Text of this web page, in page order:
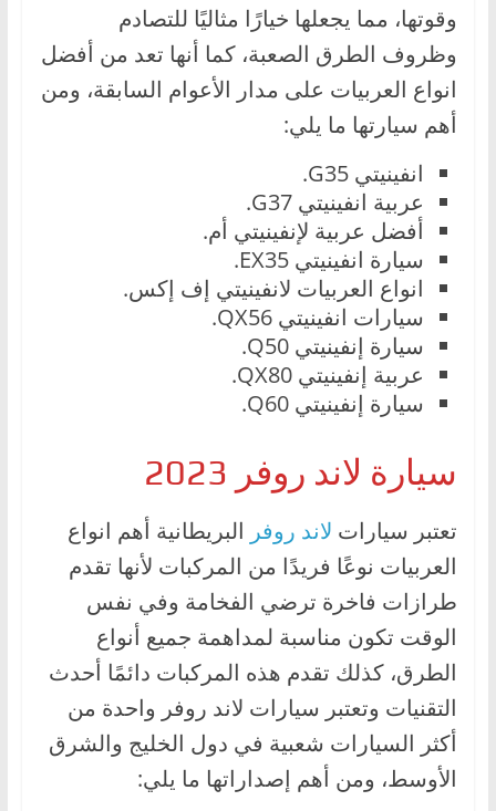
وقوتها، مما يجعلها خيارًا مثاليًا للتصادم
وظروف الطرق الصعبة، كما أنها تعد من أفضل
انواع العربيات على مدار الأعوام السابقة، ومن
أهم سيارتها ما يلي:
انفينيتي G35.
عربية انفينيتي G37.
أفضل عربية لإنفينيتي أم.
سيارة انفينيتي EX35.
انواع العربيات لانفينيتي إف إكس.
سيارات انفينيتي QX56.
سيارة إنفينيتي Q50.
عربية إنفينيتي QX80.
سيارة إنفينيتي Q60.
سيارة لاند روفر 2023
تعتبر سيارات لاند روفر البريطانية أهم انواع
العربيات نوعًا فريدًا من المركبات لأنها تقدم
طرازات فاخرة ترضي الفخامة وفي نفس
الوقت تكون مناسبة لمداهمة جميع أنواع
الطرق، كذلك تقدم هذه المركبات دائمًا أحدث
التقنيات وتعتبر سيارات لاند روفر واحدة من
أكثر السيارات شعبية في دول الخليج والشرق
الأوسط، ومن أهم إصداراتها ما يلي: